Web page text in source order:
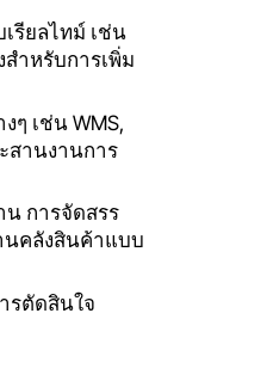
รียลไทม์ เช่น
ำหรับการเพิ่ม
ๆ เช่น WMS,
สานงานการ
การจัดสรร
นคลังสินค้าแบบ
รตัดสินใจ